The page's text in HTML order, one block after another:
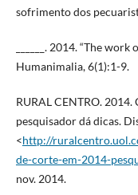
sofrimento dos
______. 2014. “The
Humanimalia, 6(1):1-9.
RURAL CENTRO.
pesquisador dá dicas.
<http://
de-corte-em-2014-
nov. 2014.